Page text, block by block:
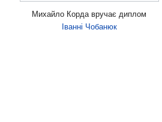
Михайло Корда вручає диплом
Іванні Чобанюк